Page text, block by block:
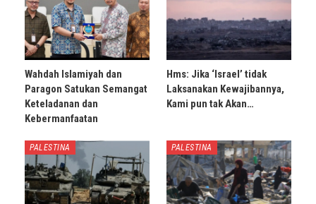
Wahdah Islamiyah dan
Paragon Satukan Semangat
Keteladanan dan
Kebermanfaatan
Hms: Jika ‘Israel’ tidak
Laksanakan Kewajibannya,
Kami pun tak Akan…
PALESTINA PALESTINA